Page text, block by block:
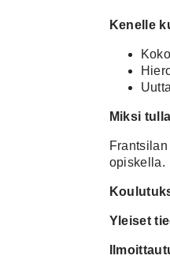
Kenelle
Miksi
opiskella.
Yleiset